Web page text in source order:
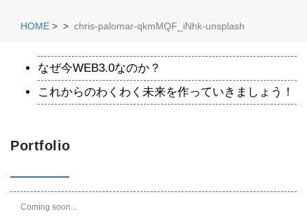
HOME > > chris-palomar-qkmMQF_iNhk-unsplash
なぜ今WEB3.0なのか？
これからのわくわく未来を作っていきましょう！
Portfolio
Coming soon...